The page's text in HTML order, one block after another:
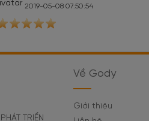
2019-05-08 07:50:54
TRIỂN
Về Gody
Giới thiệu